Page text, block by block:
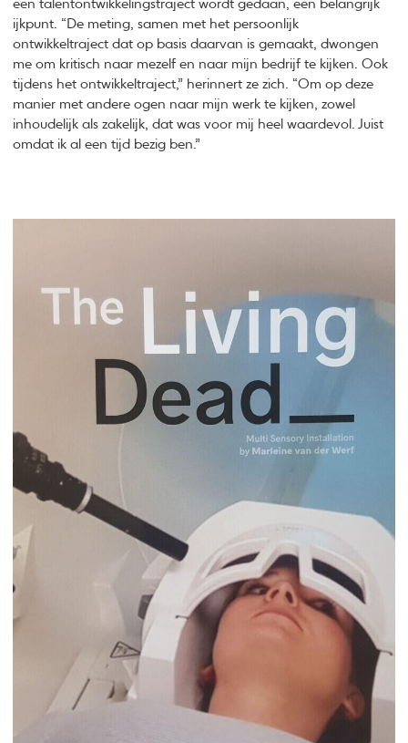
een talentontwikkelingstraject wordt gedaan, een belangrijk
ijkpunt. “De meting, samen met het persoonlijk
ontwikkeltraject dat op basis daarvan is gemaakt, dwongen
me om kritisch naar mezelf en naar mijn bedrijf te kijken. Ook
tijdens het ontwikkeltraject,” herinnert ze zich. “Om op deze
manier met andere ogen naar mijn werk te kijken, zowel
inhoudelijk als zakelijk, dat was voor mij heel waardevol. Juist
omdat ik al een tijd bezig ben.”